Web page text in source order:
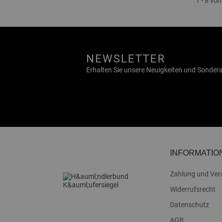
NEWSLETTER
Erhalten Sie unsere Neuigkeiten und
Zahlung und
Widerrufsrecht
Datenschutz
AGB